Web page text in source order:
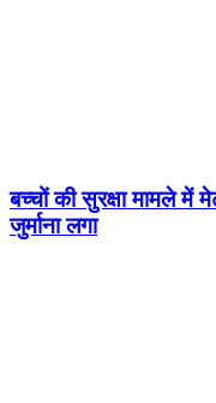
बच्चों की सुरक्षा मामले में
जुर्माना लगा